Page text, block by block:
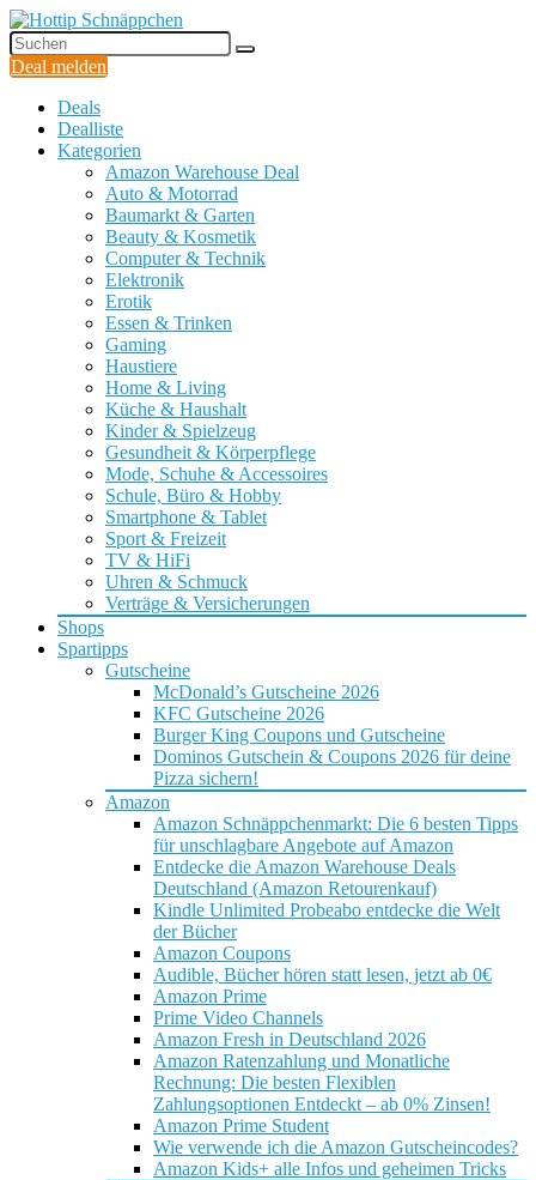
Deal melden
Deals
Dealliste
Kategorien
Amazon Warehouse Deal
Auto & Motorrad
Baumarkt & Garten
Beauty & Kosmetik
Computer & Technik
Elektronik
Erotik
Essen & Trinken
Gaming
Haustiere
Home & Living
Küche & Haushalt
Kinder & Spielzeug
Gesundheit & Körperpflege
Mode, Schuhe & Accessoires
Schule, Büro & Hobby
Smartphone & Tablet
Sport & Freizeit
TV & HiFi
Uhren & Schmuck
Verträge & Versicherungen
Shops
Spartipps
Gutscheine
McDonald’s Gutscheine 2026
KFC Gutscheine 2026
Burger King Coupons und Gutscheine
Dominos Gutschein & Coupons 2026 für deine
Pizza sichern!
Amazon
Amazon Schnäppchenmarkt: Die 6 besten Tipps
für unschlagbare Angebote auf Amazon
Entdecke die Amazon Warehouse Deals
Deutschland (Amazon Retourenkauf)
Kindle Unlimited Probeabo entdecke die Welt
der Bücher
Amazon Coupons
Audible, Bücher hören statt lesen, jetzt ab 0€
Amazon Prime
Prime Video Channels
Amazon Fresh in Deutschland 2026
Amazon Ratenzahlung und Monatliche
Rechnung: Die besten Flexiblen
Zahlungsoptionen Entdeckt – ab 0% Zinsen!
Amazon Prime Student
Wie verwende ich die Amazon Gutscheincodes?
Amazon Kids+ alle Infos und geheimen Tricks